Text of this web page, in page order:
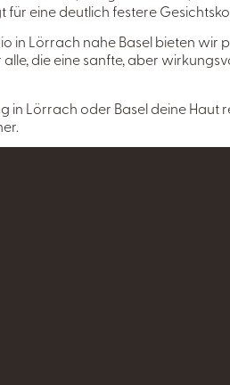
für eine deutlich festere
in Lörrach nahe Basel bieten
die eine sanfte, aber
in Lörrach oder Basel deine